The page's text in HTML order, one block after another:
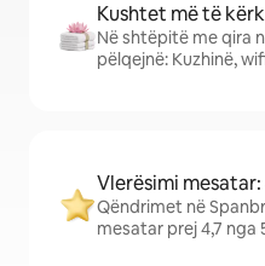
Kushtet më të
Në shtëpitë me qira
pëlqejnë: Kuzhinë,
Vlerësimi mesatar:
Qëndrimet në
mesatar prej 4,7 nga